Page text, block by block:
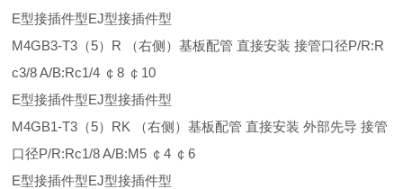
E型接插件型EJ型接插件型
M4GB3-T3（5）R （右侧）基板配管 直接安装 接管口径P/R:R
c3/8 A/B:Rc1/4 ￠8 ￠10
E型接插件型EJ型接插件型
M4GB1-T3（5）RK （右侧）基板配管 直接安装 外部先导 接管
口径P/R:Rc1/8 A/B:M5 ￠4 ￠6
E型接插件型EJ型接插件型